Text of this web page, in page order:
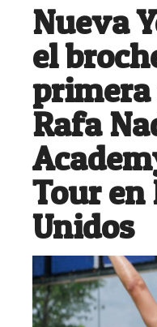
Nueva
el
primera
Rafa
Tour en
Unidos